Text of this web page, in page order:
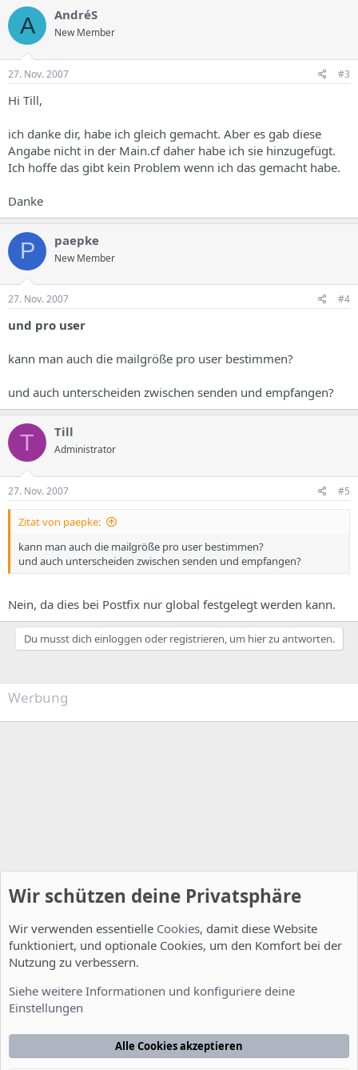
A AndréS
New Member
27. Nov. 2007 #3
Hi Till,
ich danke dir, habe ich gleich gemacht. Aber es gab diese
Angabe nicht in der Main.cf daher habe ich sie hinzugefügt.
Ich hoffe das gibt kein Problem wenn ich das gemacht habe.
Danke
P paepke
New Member
27. Nov. 2007 #4
und pro user
kann man auch die mailgröße pro user bestimmen?
und auch unterscheiden zwischen senden und empfangen?
T Till
Administrator
27. Nov. 2007 #5
Zitat von paepke:
kann man auch die mailgröße pro user bestimmen?
und auch unterscheiden zwischen senden und empfangen?
Nein, da dies bei Postfix nur global festgelegt werden kann.
Du musst dich einloggen oder registrieren, um hier zu antworten.
Werbung
Nutzungsbedingungen Datenschutzerklärung
Startseite
Wir schützen deine Privatsphäre
Wir verwenden essentielle Cookies, damit diese Website
funktioniert, und optionale Cookies, um den Komfort bei der
Nutzung zu verbessern.
Siehe weitere Informationen und konfiguriere deine
Einstellungen
Alle Cookies akzeptieren